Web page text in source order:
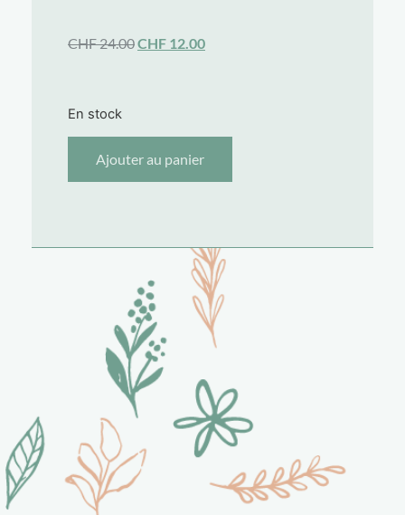
CHF24.00CHF 12.00
En stock
Ajouter au panier